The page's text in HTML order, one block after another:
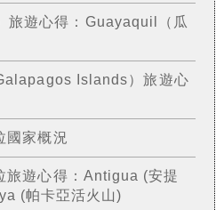
旅遊心得：Guayaquil（瓜
Islands）旅遊心
國家概況
旅遊心得：Antigua (安提
(帕卡亞活火山)